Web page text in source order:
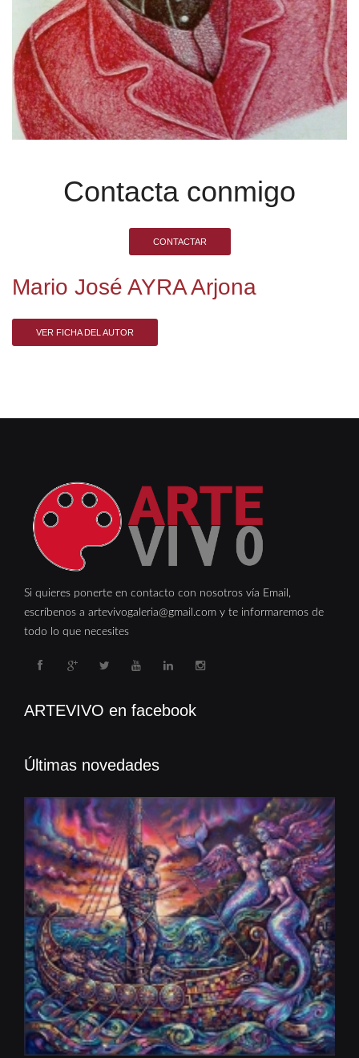
Contacta conmigo
CONTACTAR
Mario José AYRA Arjona
VER FICHA DEL AUTOR
Si quieres ponerte en contacto con nosotros vía Email,
escríbenos a artevivogaleria@gmail.com y te informaremos de
todo lo que necesites
ARTEVIVO en facebook
Últimas novedades